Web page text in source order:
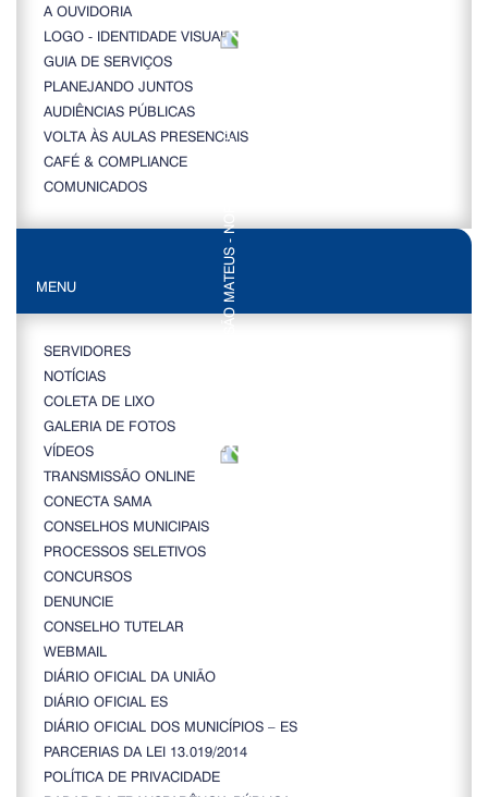
A OUVIDORIA
LOGO - IDENTIDADE VISUAL
GUIA DE SERVIÇOS
PLANEJANDO JUNTOS
AUDIÊNCIAS PÚBLICAS
VOLTA ÀS AULAS PRESENCIAIS
CAFÉ & COMPLIANCE
COMUNICADOS
MENU
SERVIDORES
NOTÍCIAS
COLETA DE LIXO
GALERIA DE FOTOS
VÍDEOS
TRANSMISSÃO ONLINE
CONECTA SAMA
CONSELHOS MUNICIPAIS
PROCESSOS SELETIVOS
CONCURSOS
DENUNCIE
CONSELHO TUTELAR
WEBMAIL
DIÁRIO OFICIAL DA UNIÃO
DIÁRIO OFICIAL ES
DIÁRIO OFICIAL DOS MUNICÍPIOS – ES
PARCERIAS DA LEI 13.019/2014
POLÍTICA DE PRIVACIDADE